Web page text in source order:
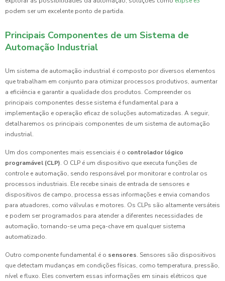
podem ser um excelente ponto de partida.
Principais Componentes de um Sistema de
Automação Industrial
Um sistema de automação industrial é composto por diversos elementos
que trabalham em conjunto para otimizar processos produtivos, aumentar
a eficiência e garantir a qualidade dos produtos. Compreender os
principais componentes desse sistema é fundamental para a
implementação e operação eficaz de soluções automatizadas. A seguir,
detalharemos os principais componentes de um sistema de automação
industrial.
Um dos componentes mais essenciais é o controlador lógico
programável (CLP). O CLP é um dispositivo que executa funções de
controle e automação, sendo responsável por monitorar e controlar os
processos industriais. Ele recebe sinais de entrada de sensores e
dispositivos de campo, processa essas informações e envia comandos
para atuadores, como válvulas e motores. Os CLPs são altamente versáteis
e podem ser programados para atender a diferentes necessidades de
automação, tornando-se uma peça-chave em qualquer sistema
automatizado.
Outro componente fundamental é o sensores. Sensores são dispositivos
que detectam mudanças em condições físicas, como temperatura, pressão,
nível e fluxo. Eles convertem essas informações em sinais elétricos que